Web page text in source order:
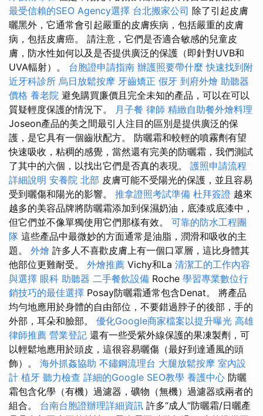
最受信賴的SEO Agency選擇 台北搬家公司 除了引起皮膚
曬黑外，它通常會引起嚴重的皮膚疾病，包括嚴重的皮膚
病，包括皮膚癌。 請注意，它們是否適合敏感的兒童皮
膚，防水性如何以及是否提供廣泛的保護（即針對UVB和
UVA輻射）。 台胞證申請指南 辦護照要帶什麼 快速找到附
近牙科診所 烏日放鬆按摩 牙齒矯正 假牙 到府外燴 助聽器
價格 養老院 避免購買廉價且完全未知的產品，可以在可以
質疑輕度保護的情況下。
月子餐 律師 精緻自助餐外燴料理
Joseon產品的美之間最引人注目的區別是提供廣泛的保
護，是它具有一個齒狀配方。 防曬霜和較輕的噴霧劑有望
快速吸收，粘稠的感覺，當然還有完美的防曬霜，我們測試
了其中的六個，以找出它們是否真的表現。 護照申請流程
詳細說明 安養院 北部 皮膚可能不受陽光的保護，並且容易
受到曬傷和陽光的影響。 推拿證照考試準備 杜拜簽證 越來
越多的美容品牌將防曬霜添加到保濕奶油，底漆或底漆中，
但它們並不像單獨使用它們那樣有效。 可靠的防水工程團
隊 這些產品中最微妙的方面通常是油脂，潤滑和吸收的主
題。 外燴 許多人不喜歡皮膚上有一個口罩層，這比身體其
他部位更難耐受。 外燴推薦 Vichy和La 清潔工的工作內容
與選擇 眼科 助聽器 二手餐飲設備 Roche 學習專業數位行
銷技巧的最佳選擇 Posay防曬霜通常包含Denat。 將產品
均勻地應用於身體的自由部位，不要錯過脖子的後部，手的
外部，耳朵和臉部。 優化Google商家檔案以提升曝光 高雄
律師推薦 營業登記 還有一些受紫外線保護的果凍製劑，可
以輕鬆地應用於頭皮，這很容易曬傷（最好到達通風的頭
飾）。 海外抓姦協助 不鏽鋼流理台 大腿放鬆按摩 室內設
計 植牙 聽力檢查 詳細的Google SEO教學 養護中心 防曬
霜包含化學（有機）過濾器，礦物（無機）過濾器或兩者的
組合。 台南台胞證辦理詳細資訊 許多“成人”防曬霜/日曬產